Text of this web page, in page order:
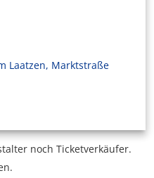
Laatzen, Marktstraße
noch Ticketverkäufer.